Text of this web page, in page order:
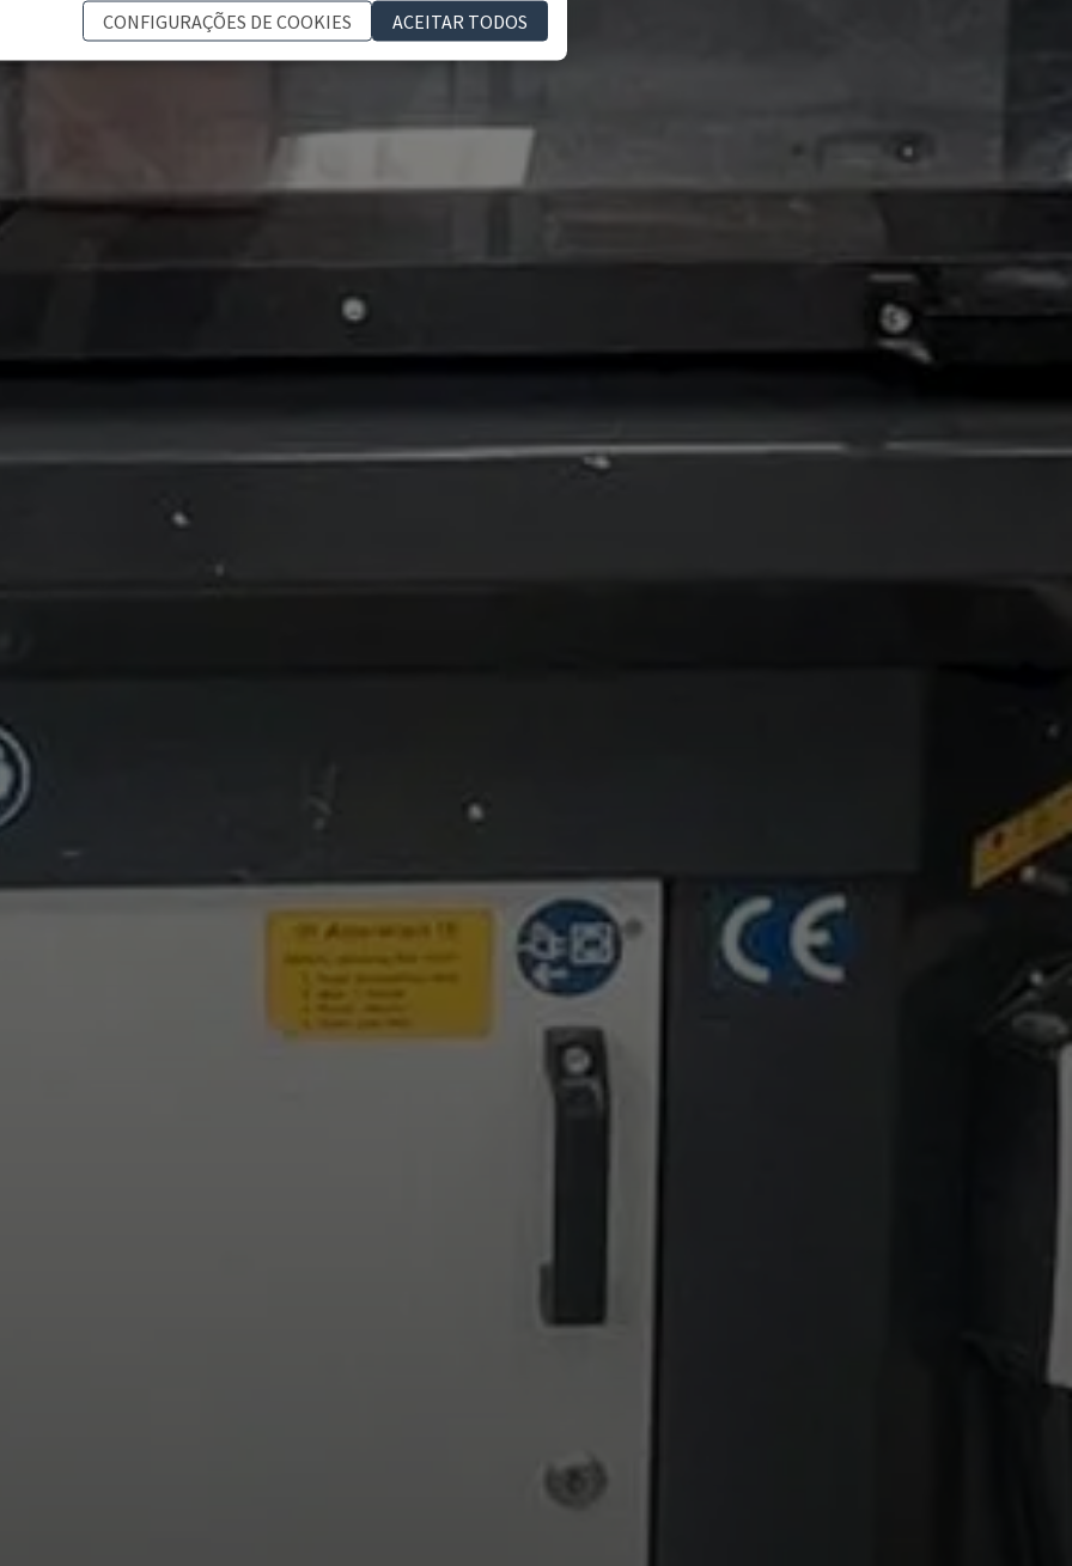
CONFIGURAÇÕES DE COOKIES
ACEITAR TODOS